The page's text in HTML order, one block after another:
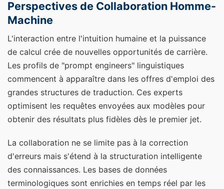
Perspectives de Collaboration Homme-
Machine
L'interaction entre l'intuition humaine et la puissance
de calcul crée de nouvelles opportunités de carrière.
Les profils de "prompt engineers" linguistiques
commencent à apparaître dans les offres d'emploi des
grandes structures de traduction. Ces experts
optimisent les requêtes envoyées aux modèles pour
obtenir des résultats plus fidèles dès le premier jet.
La collaboration ne se limite pas à la correction
d'erreurs mais s'étend à la structuration intelligente
des connaissances. Les bases de données
terminologiques sont enrichies en temps réel par les